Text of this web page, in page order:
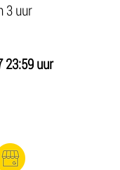
3 uur
23:59 uur